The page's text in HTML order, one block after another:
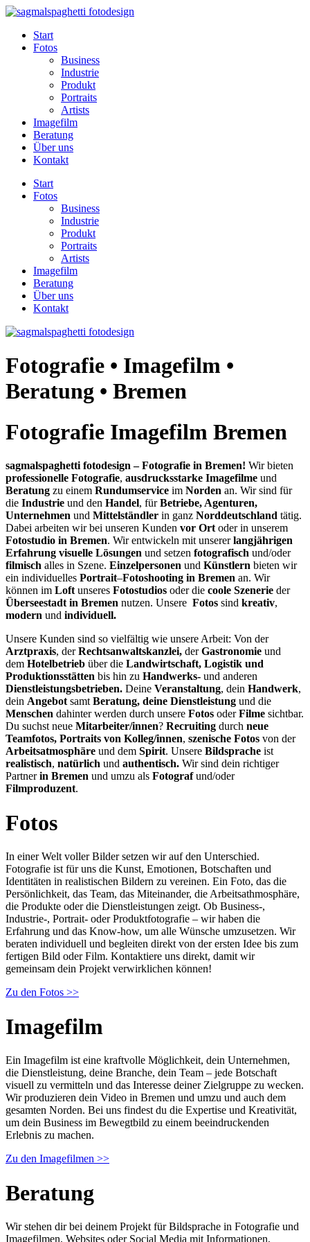
Z
Start
Fotos
Business
Industrie
Produkt
Portraits
Artists
Imagefilm
Beratung
Über uns
Kontakt
Start
Fotos
Business
Industrie
Produkt
Portraits
Artists
Imagefilm
Beratung
Über uns
Kontakt
Fotografie • Imagefilm •
Beratung • Bremen
Fotografie Imagefilm Bremen
sagmalspaghetti fotodesign – Fotografie in Bremen! Wir bieten
professionelle Fotografie, ausdrucksstarke Imagefilme und
Beratung zu einem Rundumservice im Norden an. Wir sind für
die Industrie und den Handel, für Betriebe, Agenturen,
Unternehmen und Mittelständler in ganz Norddeutschland tätig.
Dabei arbeiten wir bei unseren Kunden vor Ort oder in unserem
Fotostudio in Bremen. Wir entwickeln mit unsererlangjährigen
Erfahrung visuelle Lösungen und setzen fotografisch und/oder
filmisch alles in Szene. Einzelpersonen und Künstlern bieten wir
ein individuelles Portrait–Fotoshooting in Bremen an. Wir
können im Loft unseres Fotostudios oder die coole Szenerie der
Überseestadt in Bremen nutzen. Unsere Fotos sind kreativ,
modern und individuell.
Unsere Kunden sind so vielfältig wie unsere Arbeit: Von der
Arztpraxis, derRechtsanwaltskanzlei, derGastronomie und
dem Hotelbetrieb über die Landwirtschaft, Logistik und
Produktionsstätten bis hin zu Handwerks- und anderen
Dienstleistungsbetrieben. Deine Veranstaltung, dein Handwerk,
dein Angebot samt Beratung, deine Dienstleistung und die
Menschen dahinter werden durch unsere Fotos oderFilme sichtbar.
Du suchst neue Mitarbeiter/innen? Recruiting durch neue
Teamfotos, Portraits von Kolleg/innen, szenische Fotos von der
Arbeitsatmosphäre und dem Spirit. Unsere Bildsprache ist
realistisch, natürlich und authentisch. Wir sind dein richtiger
Partnerin Bremen und umzu als Fotografund/oder
Filmproduzent.
Fotos
In einer Welt voller Bilder setzen wir auf den Unterschied.
Fotografie ist für uns die Kunst, Emotionen, Botschaften und
Identitäten in realistischen Bildern zu vereinen. Ein Foto, das die
Persönlichkeit, das Team, das Miteinander, die Arbeitsathmosphäre,
die Produkte oder die Dienstleistungen zeigt. Ob Business-,
Industrie-, Portrait- oder Produktfotografie – wir haben die
Erfahrung und das Know-how, um alle Wünsche umzusetzen. Wir
beraten individuell und begleiten direkt von der ersten Idee bis zum
fertigen Bild oder Film. Kontaktiere uns direkt, damit wir
gemeinsam dein Projekt verwirklichen können!
Zu den Fotos >>
Imagefilm
Ein Imagefilm ist eine kraftvolle Möglichkeit, dein Unternehmen,
die Dienstleistung, deine Branche, dein Team – jede Botschaft
visuell zu vermitteln und das Interesse deiner Zielgruppe zu wecken.
Wir produzieren dein Video in Bremen und umzu und auch dem
gesamten Norden. Bei uns findest du die Expertise und Kreativität,
um dein Business im Bewegtbild zu einem beeindruckenden
Erlebnis zu machen.
Zu den Imagefilmen >>
Beratung
Wir stehen dir bei deinem Projekt für Bildsprache in Fotografie und
Imagefilmen, Websites oder Social Media mit Informationen,